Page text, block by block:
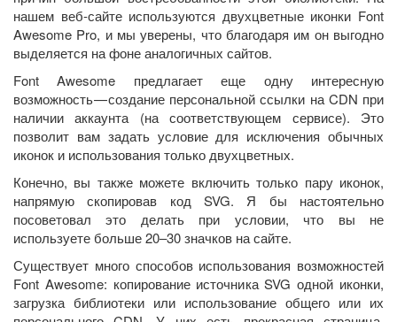
нашем веб-сайте используются двухцветные иконки Font
Awesome Pro, и мы уверены, что благодаря им он выгодно
выделяется на фоне аналогичных сайтов.
Font Awesome предлагает еще одну интересную
возможность — создание персональной ссылки на CDN при
наличии аккаунта (на соответствующем сервисе). Это
позволит вам задать условие для исключения обычных
иконок и использования только двухцветных.
Конечно, вы также можете включить только пару иконок,
напрямую скопировав код SVG. Я бы настоятельно
посоветовал это делать при условии, что вы не
используете больше 20–30 значков на сайте.
Существует много способов использования возможностей
Font Awesome: копирование источника SVG одной иконки,
загрузка библиотеки или использование общего или их